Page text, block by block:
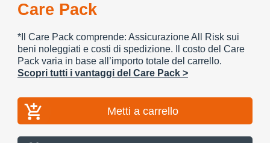
Care Pack
*Il Care Pack comprende: Assicurazione All Risk sui
beni noleggiati e costi di spedizione. Il costo del Care
Pack varia in base all’importo totale del carrello.
Scopri tutti i vantaggi del Care Pack >
Metti a carrello